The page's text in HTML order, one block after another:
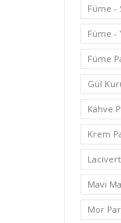
Füme -
Füme -
Füme
Gül
Kahve
Krem
Mavi
Mor